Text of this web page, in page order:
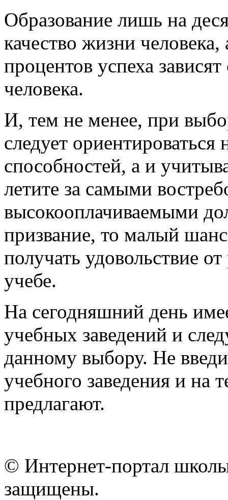
Образование лишь на
качество жизни
процентов успеха
человека.
И, тем не менее, при
следует
способностей, а и
летите за самыми
высокооплачиваемыми
призвание, то малый
получать удовольствие
учебе.
На сегодняшний день
учебных заведений и
данному выбору. Не
учебного заведения и на
предлагают.
© Интернет-портал
защищены.